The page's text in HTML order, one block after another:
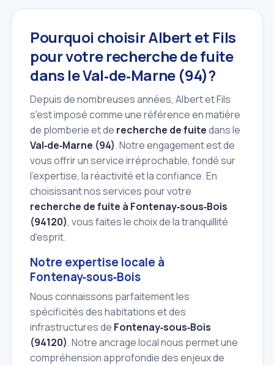
Pourquoi choisir Albert et Fils
pour votre recherche de fuite
dans le Val‑de‑Marne (94)?
Depuis de nombreuses années, Albert et Fils
s'est imposé comme une référence en matière
de plomberie et de recherche de fuitedans le
Val‑de‑Marne (94). Notre engagement est de
vous offrir un service irréprochable, fondé sur
l'expertise, la réactivité et la confiance. En
choisissant nos services pour votre
recherche de fuite à Fontenay‑sous‑Bois
(94120), vous faites le choix de la tranquillité
d'esprit.
Notre expertise locale à
Fontenay‑sous‑Bois
Nous connaissons parfaitement les
spécificités des habitations et des
infrastructures de Fontenay‑sous‑Bois
(94120). Notre ancrage local nous permet une
compréhension approfondie des enjeux de